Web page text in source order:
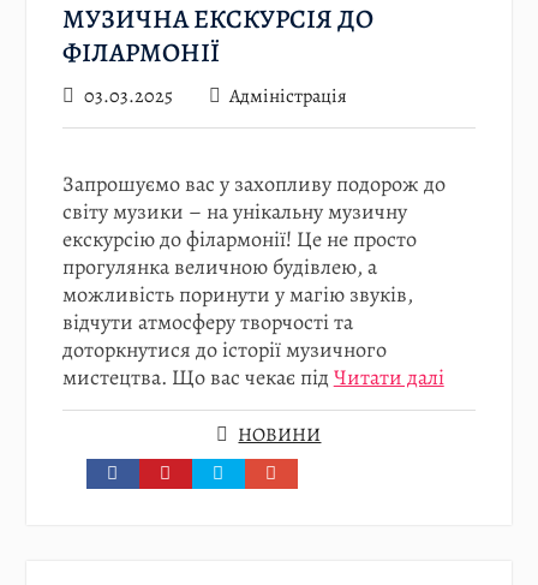
МУЗИЧНА ЕКСКУРСІЯ ДО
ФІЛАРМОНІЇ
03.03.2025 Адміністрація
Запрошуємо вас у захопливу подорож до
світу музики – на унікальну музичну
екскурсію до філармонії! Це не просто
прогулянка величною будівлею, а
можливість поринути у магію звуків,
відчути атмосферу творчості та
доторкнутися до історії музичного
мистецтва. Що вас чекає під Читати далі
НОВИНИ